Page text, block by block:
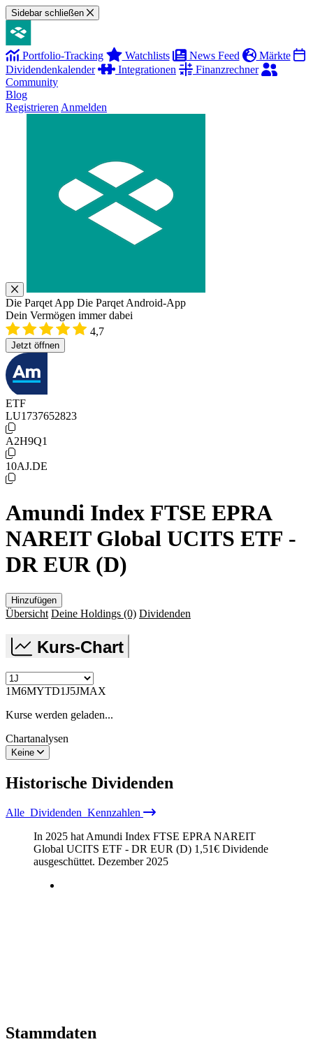
Sidebar schließen
Portfolio-Tracking Watchlists News Feed
Märkte
Dividendenkalender
Integrationen
Finanzrechner
Community
Blog
Registrieren Anmelden
Die Parqet App Die Parqet Android-App
Dein Vermögen immer dabei
4,7
Jetzt öffnen
ETF
LU1737652823
A2H9Q1
10AJ.DE
Amundi Index FTSE EPRA
NAREIT Global UCITS ETF -
DR EUR (D)
Hinzufügen
Übersicht Deine Holdings (0) Dividenden
Kurs-Chart
1M6MYTD1J5JMAX
Kurse werden geladen...
Chartanalysen
Keine
Historische Dividenden
Alle Dividenden Kennzahlen
In 2025 hat Amundi Index FTSE EPRA NAREIT
Global UCITS ETF - DR EUR (D) 1,51€ Dividende
ausgeschüttet. Dezember 2025
Stammdaten